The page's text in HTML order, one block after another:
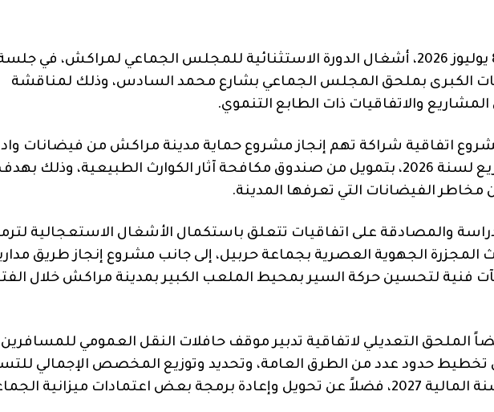
انطلقت، صباح يوم الأربعاء 8 يوليوز 2026، أشغال الدورة الاستثنائية للمجلس الجماعي لمراكش، في
الكبرى بملحق المجلس الجماعي بشارع محمد السادس، وذلك لمناقشة
والاتفاقيات ذات الطابع التنموي.
اتفاقية شراكة تهم إنجاز مشروع حماية مدينة مراكش من فيضانات
إيسيل، في إطار طلب المشاريع لسنة 2026، بتمويل من صندوق مكافحة آثار الكوارث الطبيعية، وذلك بهدف
مخاطر الفيضانات التي تعرفها المدينة.
والمصادقة على اتفاقيات تتعلق باستكمال الأشغال الاستعجالية
المجزرة الجهوية العصرية بجماعة حربيل، إلى جانب مشروع إنجاز طريق
فنية لتحسين حركة السير بمحيط الملعب الكبير بمدينة مراكش خلال
التعديلي لاتفاقية تدبير موقف حافلات النقل العمومي للمسافرين
تخطيط حدود عدد من الطرق العامة، وتحديد وتوزيع المخصص الإجمالي
لفائدة المقاطعات برسم السنة المالية 2027، فضلاً عن تحويل وإعادة برمجة بعض اعتمادات ميزانية